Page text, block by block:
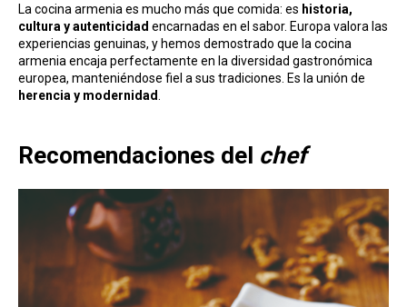
La cocina armenia es mucho más que comida: es historia,
cultura y autenticidad encarnadas en el sabor. Europa valora las
experiencias genuinas, y hemos demostrado que la cocina
armenia encaja perfectamente en la diversidad gastronómica
europea, manteniéndose fiel a sus tradiciones. Es la unión de
herencia y modernidad
Recomendaciones del chef